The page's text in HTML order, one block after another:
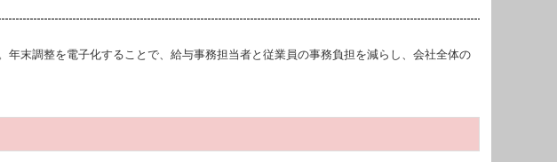
年末調整を電子化することで、給与事務担当者と従業員の事務負担を減らし、会社全体の